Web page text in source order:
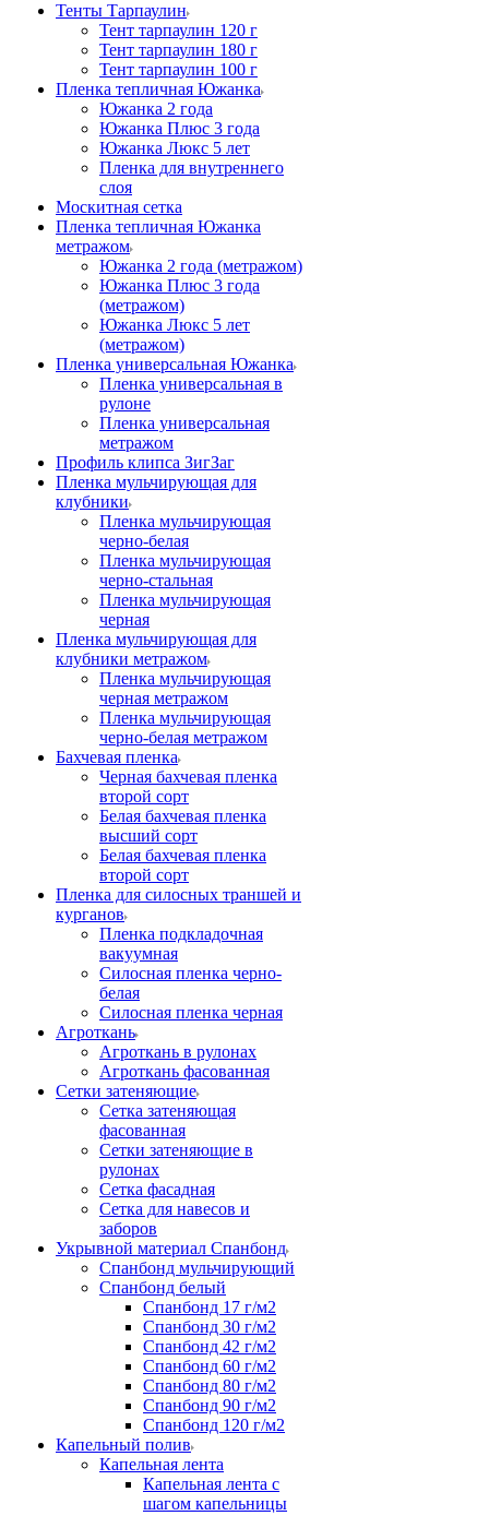
Тенты Тарпаулин
Тент тарпаулин 120 г
Тент тарпаулин 180 г
Тент тарпаулин 100 г
Пленка тепличная Южанка
Южанка 2 года
Южанка Плюс 3 года
Южанка Люкс 5 лет
Пленка для внутреннего
слоя
Москитная сетка
Пленка тепличная Южанка
метражом
Южанка 2 года (метражом)
Южанка Плюс 3 года
(метражом)
Южанка Люкс 5 лет
(метражом)
Пленка универсальная Южанка
Пленка универсальная в
рулоне
Пленка универсальная
метражом
Профиль клипса ЗигЗаг
Пленка мульчирующая для
клубники
Пленка мульчирующая
черно-белая
Пленка мульчирующая
черно-стальная
Пленка мульчирующая
черная
Пленка мульчирующая для
клубники метражом
Пленка мульчирующая
черная метражом
Пленка мульчирующая
черно-белая метражом
Бахчевая пленка
Черная бахчевая пленка
второй сорт
Белая бахчевая пленка
высший сорт
Белая бахчевая пленка
второй сорт
Пленка для силосных траншей и
курганов
Пленка подкладочная
вакуумная
Силосная пленка черно-
белая
Силосная пленка черная
Агроткань
Агроткань в рулонах
Агроткань фасованная
Сетки затеняющие
Сетка затеняющая
фасованная
Сетки затеняющие в
рулонах
Сетка фасадная
Сетка для навесов и
заборов
Укрывной материал Спанбонд
Спанбонд мульчирующий
Спанбонд белый
Спанбонд 17 г/м2
Спанбонд 30 г/м2
Спанбонд 42 г/м2
Спанбонд 60 г/м2
Спанбонд 80 г/м2
Спанбонд 90 г/м2
Спанбонд 120 г/м2
Капельный полив
Капельная лента
Капельная лента с
шагом капельницы